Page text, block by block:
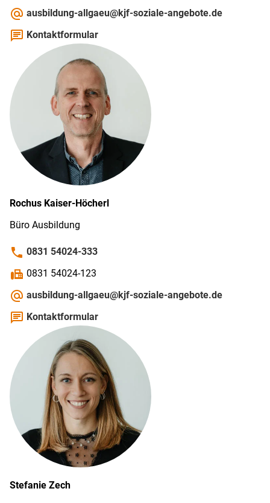
alternate_email ausbildung-allgaeu@kjf-soziale-angebote.de
chat Kontaktformular
Rochus Kaiser-Höcherl
Büro Ausbildung
phone 0831 54024-333
fax 0831 54024-123
alternate_email ausbildung-allgaeu@kjf-soziale-angebote.de
chat Kontaktformular
Stefanie Zech